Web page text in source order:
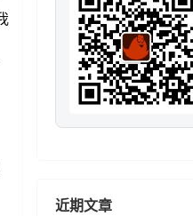
近期文章